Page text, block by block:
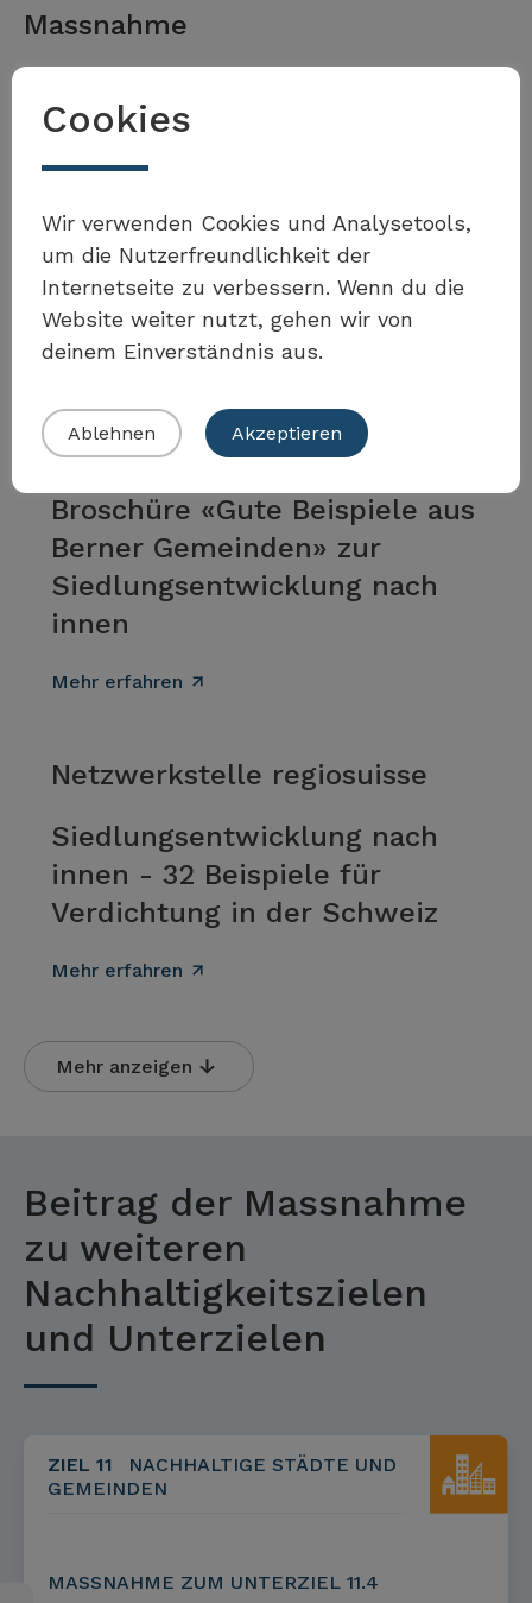
Möchten Sie Teil der Toolbox
sein?
Eigenes Beispiel einreichen
Massnahme
Kanton Luzern
Fallbeispiele für
Siedlungsentwicklungs­
projekten nach innen
Mehr erfahren
Kanton Bern
Broschüre «Gute Beispiele aus
Berner Gemeinden» zur
Siedlungsentwicklung nach
innen
Mehr erfahren
Netzwerkstelle regiosuisse
Siedlungsentwicklung nach
innen - 32 Beispiele für
Verdichtung in der Schweiz
Mehr erfahren
Mehr anzeigen
Beitrag der Massnahme
zu weiteren
Nachhaltigkeitszielen
und Unterzielen
ZIEL 11
NACHHALTIGE STÄDTE UND
GEMEINDEN
MASSNAHME ZUM UNTERZIEL 11.4
Cookies
Wir verwenden Cookies und Analysetools,
um die Nutzerfreundlichkeit der
Internetseite zu verbessern. Wenn du die
Website weiter nutzt, gehen wir von
deinem Einverständnis aus.
Ablehnen Akzeptieren